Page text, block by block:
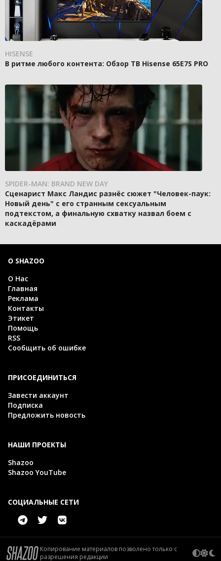
HISENSE
В ритме любого контента: Обзор ТВ Hisense 65E7S PRO
SPIDER-MAN: BRAND NEW DAY
Сценарист Макс Ландис разнёс сюжет "Человек-паук:
Новый день" с его странным сексуальным
подтекстом, а финальную схватку назвал боем с
каскадёрами
О SHAZOO
О Нас
Главная
Реклама
Контакты
Этикет
Помощь
RSS
Сообщить об ошибке
ПРИСОЕДИНИТЬСЯ
Завести аккаунт
Подписка
Предложить новость
НАШИ ПРОЕКТЫ
Shazoo
Shazoo YouTube
СОЦИАЛЬНЫЕ СЕТИ
Копирование материалов позволено только с
разрешения редакции